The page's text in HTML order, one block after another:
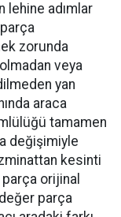
lehine adımlar
zorunda
olmadan veya
yan
araca
tamamen
değişimiyle
kesinti
orijinal
parça